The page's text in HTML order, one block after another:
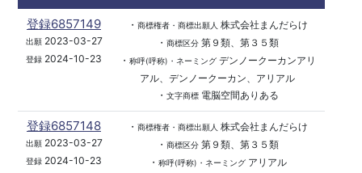
登録6857149
出願2023-03-27
登録 2024-10-23
・ 商標権者・商標出願人 株式会社まんだらけ
・ 商標区分第９類、第３５類
・ 称呼(呼称)・ネーミングデンノークーカンアリ
アル、デンノークーカン、アリアル
・ 文字商標電脳空間ありある
登録6857148
出願2023-03-27
登録 2024-10-23
・ 商標権者・商標出願人 株式会社まんだらけ
・ 商標区分第９類、第３５類
・ 称呼(呼称)・ネーミングアリアル